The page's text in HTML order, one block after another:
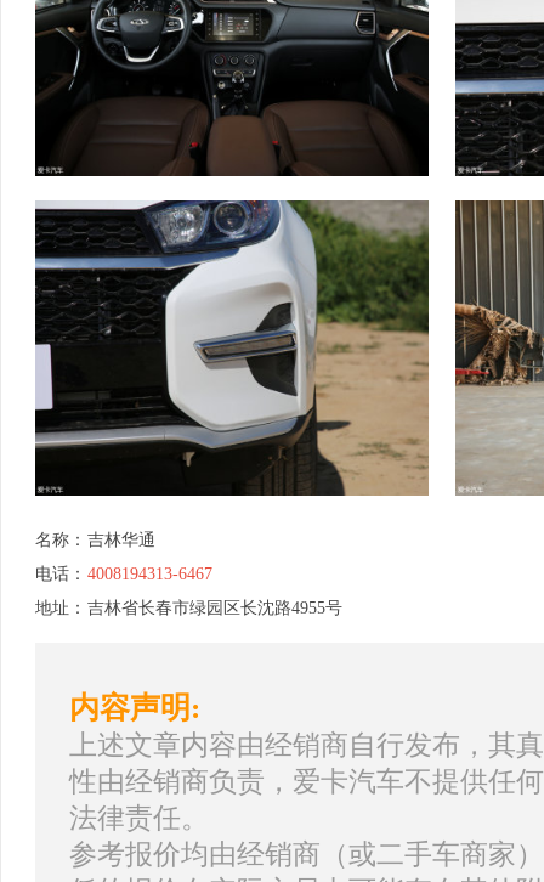
名称： 吉林华通
电话： 4008194313-6467
地址： 吉林省长春市绿园区长沈路4955号
内容声明:
上述文章内容由经销商自行发布，其
性由经销商负责，爱卡汽车不提供任
法律责任。
参考报价均由经销商（或二手车商家